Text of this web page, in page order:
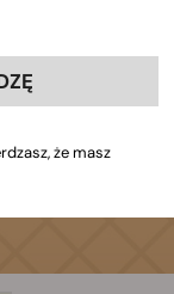
że masz